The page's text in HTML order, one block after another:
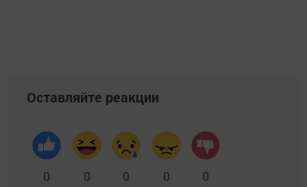
Оставляйте реакции
0 0 0 0 0